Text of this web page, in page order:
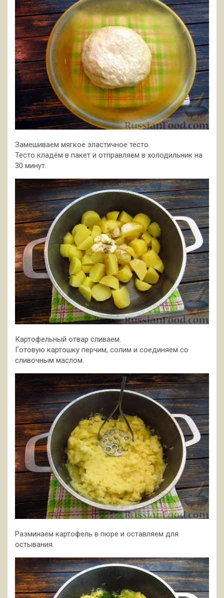
Замешиваем мягкое эластичное тесто.
Тесто кладём в пакет и отправляем в холодильник на
30 минут.
Картофельный отвар сливаем.
Готовую картошку перчим, солим и соединяем со
сливочным маслом.
Разминаем картофель в пюре и оставляем для
остывания.